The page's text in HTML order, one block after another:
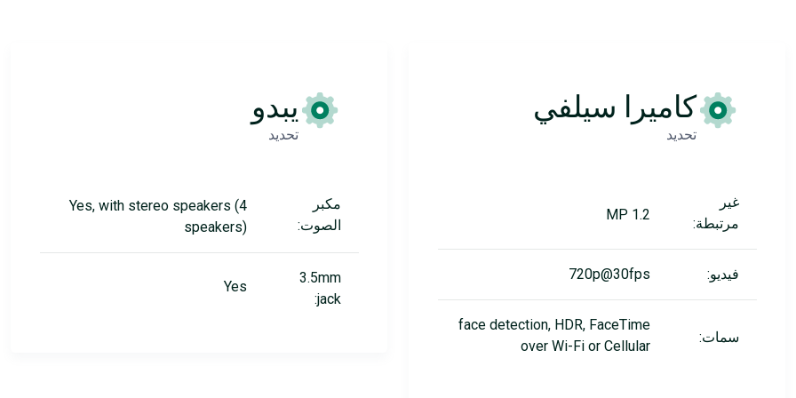
كاميرا سيلفي
تحديد
غير
مرتبطة:
1.2 MP
فيديو: 720p@30fps
سمات:
face detection, HDR, FaceTime
over Wi-Fi or Cellular
يبدو
تحديد
مكبر
الصوت:
Yes, with stereo speakers (4
speakers)
3.5mm
jack:
Yes